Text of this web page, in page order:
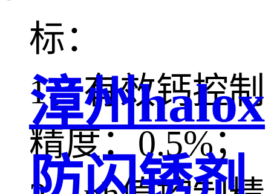
标：
1、有效钙控制
精度：0.5%；
漳州halox
防闪锈剂